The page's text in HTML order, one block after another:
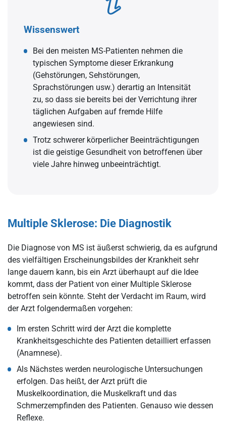
Wissenswert
Bei den meisten MS-Patienten nehmen die
typischen Symptome dieser Erkrankung
(Gehstörungen, Sehstörungen,
Sprachstörungen usw.) derartig an Intensität
zu, so dass sie bereits bei der Verrichtung ihrer
täglichen Aufgaben auf fremde Hilfe
angewiesen sind.
Trotz schwerer körperlicher Beeinträchtigungen
ist die geistige Gesundheit von betroffenen über
viele Jahre hinweg unbeeinträchtigt.
Multiple Sklerose: Die Diagnostik
Die Diagnose von MS ist äußerst schwierig, da es aufgrund
des vielfältigen Erscheinungsbildes der Krankheit sehr
lange dauern kann, bis ein Arzt überhaupt auf die Idee
kommt, dass der Patient von einer Multiple Sklerose
betroffen sein könnte. Steht der Verdacht im Raum, wird
der Arzt folgendermaßen vorgehen:
Im ersten Schritt wird der Arzt die komplette
Krankheitsgeschichte des Patienten detailliert erfassen
(Anamnese).
Als Nächstes werden neurologische Untersuchungen
erfolgen. Das heißt, der Arzt prüft die
Muskelkoordination, die Muskelkraft und das
Schmerzempfinden des Patienten. Genauso wie dessen
Reflexe.